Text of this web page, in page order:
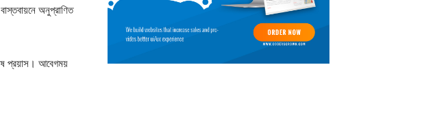
অনুপ্রাণিত
প্রয়াস। আবেগময়